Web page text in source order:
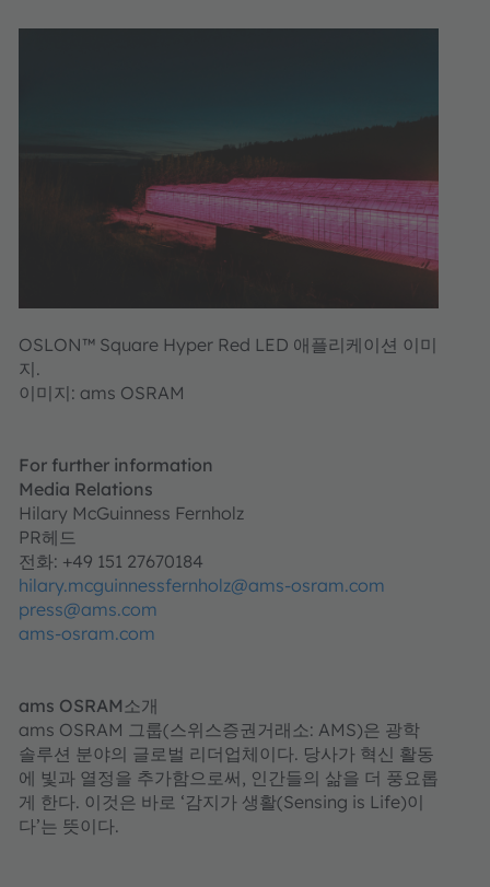
OSLON™ Square Hyper Red LED 애플리케이션 이미
지.
이미지: ams OSRAM
For further information
Media Relations
Hilary McGuinness Fernholz
PR헤드
전화: +49 151 27670184
hilary.mcguinnessfernholz@ams-osram.com
press@ams.com
ams-osram.com
ams OSRAM소개
ams OSRAM 그룹(스위스증권거래소: AMS)은 광학
솔루션 분야의 글로벌 리더업체이다. 당사가 혁신 활동
에 빛과 열정을 추가함으로써, 인간들의 삶을 더 풍요롭
게 한다. 이것은 바로 ‘감지가 생활(Sensing is Life)이
다’는 뜻이다.